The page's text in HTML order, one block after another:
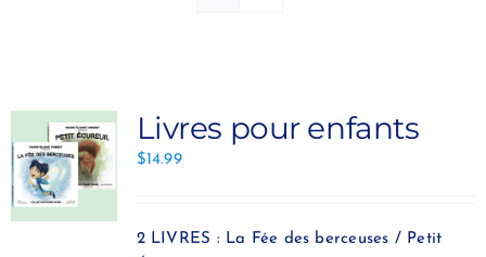
Livres pour enfants
$14.99
2 LIVRES : La Fée des berceuses / Petit